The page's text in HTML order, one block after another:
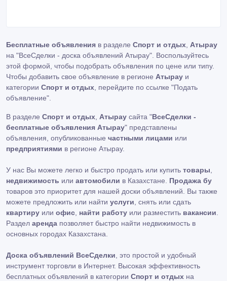
Бесплатные объявления в разделе Спорт и отдых Атырау
на "ВсеСделки - доска объявлений Атырау". Воспользуйтесь
этой формой, чтобы подобрать объявления по цене или типу.
Чтобы добавить свое объявление в регионе Атырау и
категории Спорт и отдых , перейдите по ссылке "Подать
объявление"
В разделе Спорт и отдых Атырау сайта "ВсеСделки -
бесплатные объявления Атырау" представлены
объявления, опубликованные частными лицами или
предприятиями в регионе Атырау.
У нас Вы можете легко и быстро продать или купить товары
недвижимость или автомобили в Казахстане. Продажа бу
товаров это приоритет для нашей доски объявлений. Вы также
можете предложить или найти услуги , снять или сдать
квартиру или офис найти работу или разместить вакансии
Раздел аренда позволяет быстро найти недвижимость в
основных городах Казахстана.
Доска объявлений ВсеСделки , это простой и удобный
инструмент торговли в Интернет. Высокая эффективность
бесплатных объявлений в категории Спорт и отдых на